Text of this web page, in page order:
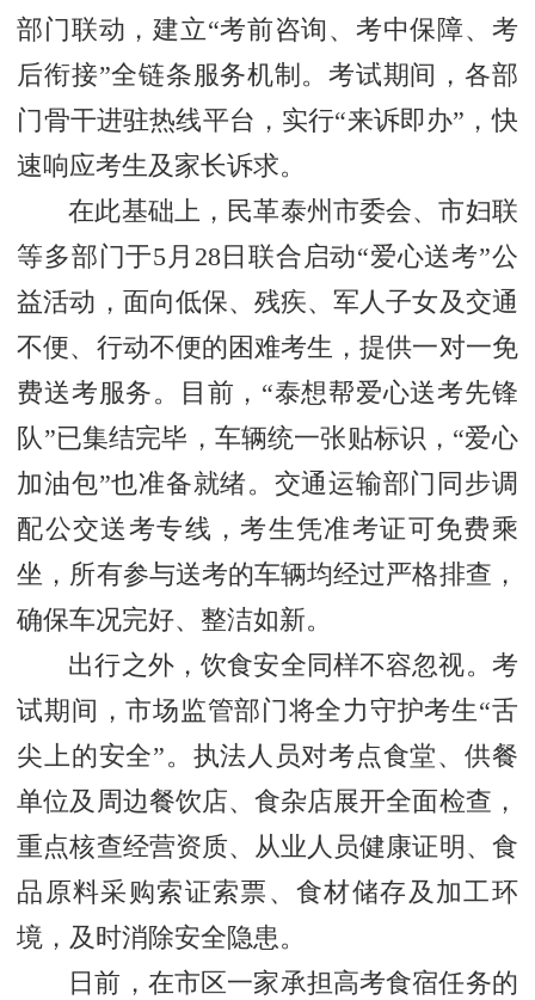
部门联动，建立“考前咨询、考中保障、考
后衔接”全链条服务机制。考试期间，各部
门骨干进驻热线平台，实行“来诉即办”，快
速响应考生及家长诉求。
在此基础上，民革泰州市委会、市妇联
等多部门于5月28日联合启动“爱心送考”公
益活动，面向低保、残疾、军人子女及交通
不便、行动不便的困难考生，提供一对一免
费送考服务。目前，“泰想帮爱心送考先锋
队”已集结完毕，车辆统一张贴标识，“爱心
加油包”也准备就绪。交通运输部门同步调
配公交送考专线，考生凭准考证可免费乘
坐，所有参与送考的车辆均经过严格排查，
确保车况完好、整洁如新。
出行之外，饮食安全同样不容忽视。考
试期间，市场监管部门将全力守护考生“舌
尖上的安全”。执法人员对考点食堂、供餐
单位及周边餐饮店、食杂店展开全面检查，
重点核查经营资质、从业人员健康证明、食
品原料采购索证索票、食材储存及加工环
境，及时消除安全隐患。
日前，在市区一家承担高考食宿任务的